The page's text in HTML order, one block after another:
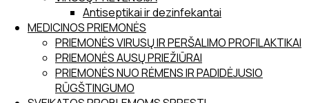
Antiseptikai ir dezinfekantai
MEDICINOS PRIEMONĖS
PRIEMONĖS VIRUSŲ IR PERŠALIMO PROFILAKTIKAI
PRIEMONĖS AUSŲ PRIEŽIŪRAI
PRIEMONĖS NUO RĖMENS IR PADIDĖJUSIO
RŪGŠTINGUMO